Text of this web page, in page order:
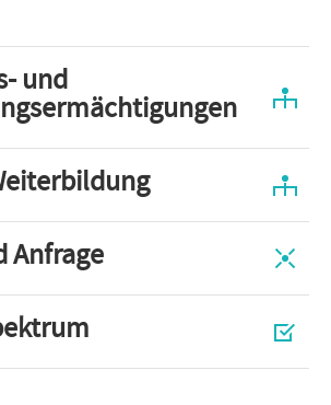
und
Anfrage